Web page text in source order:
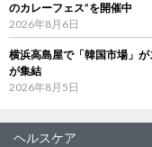
のカレーフェス”を開催中
2026年8月6日
横浜高島屋で「韓国市場」
が集結
2026年8月5日
ヘルスケア